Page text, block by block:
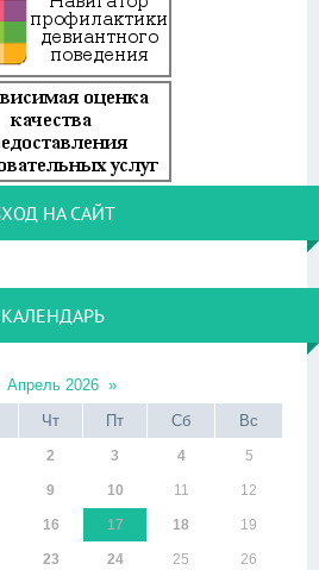
НА САЙТ
КАЛЕНДАРЬ
Апрель 2026 »
Чт Пт Сб Вс
2 3 4 5
9 10 11 12
16 17 18 19
23 24 25 26